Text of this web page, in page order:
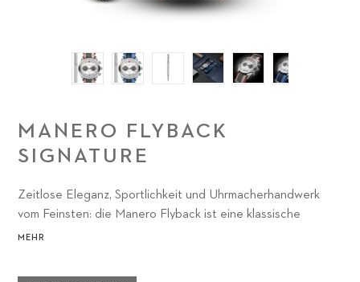
MANERO FLYBACK
SIGNATURE
Zeitlose Eleganz, Sportlichkeit und Uhrmacherhandwerk
vom Feinsten: die Manero Flyback ist eine klassische
Vertreterin der Manero-Familie. Aber als typischer Carl F.
MEHR